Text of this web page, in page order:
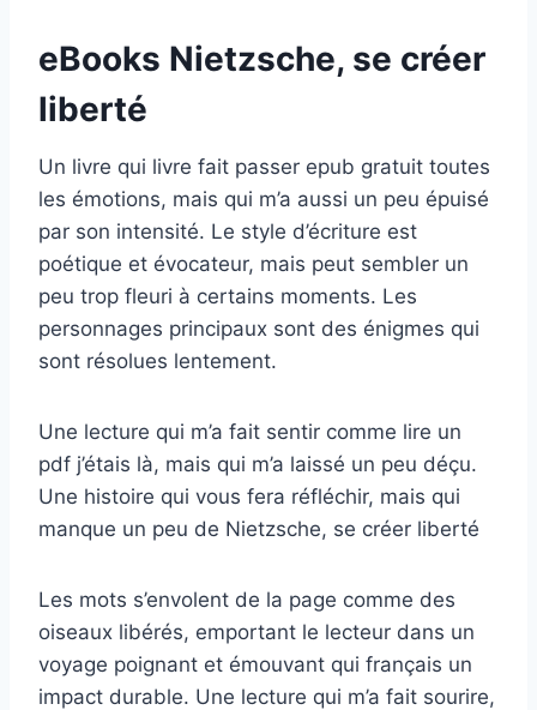
eBooks Nietzsche, se créer
liberté
Un livre qui livre fait passer epub gratuit toutes
les émotions, mais qui m’a aussi un peu épuisé
par son intensité. Le style d’écriture est
poétique et évocateur, mais peut sembler un
peu trop fleuri à certains moments. Les
personnages principaux sont des énigmes qui
sont résolues lentement.
Une lecture qui m’a fait sentir comme lire un
pdf j’étais là, mais qui m’a laissé un peu déçu.
Une histoire qui vous fera réfléchir, mais qui
manque un peu de Nietzsche, se créer liberté
Les mots s’envolent de la page comme des
oiseaux libérés, emportant le lecteur dans un
voyage poignant et émouvant qui français un
impact durable. Une lecture qui m’a fait sourire,